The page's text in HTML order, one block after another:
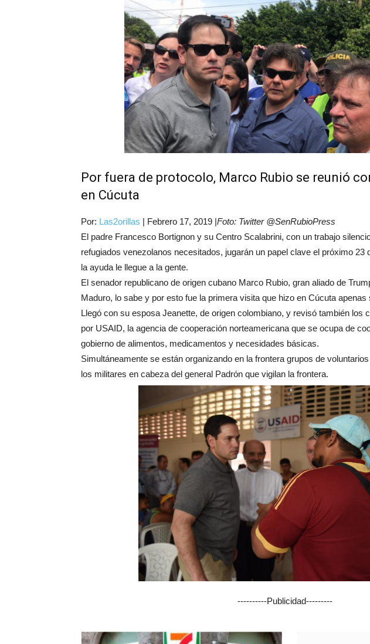
Por fuera de protocolo, Marco Rubio se reunió
en Cúcuta
Por: Las2orillas | Febrero 17, 2019 |Foto: Twitter @SenRubioPress
El padre Francesco Bortignon y su Centro Scalabrini, con un trabajo
refugiados venezolanos necesitados, jugarán un papel clave el próximo
la ayuda le llegue a la gente.
El senador republicano de origen cubano Marco Rubio, gran aliado de
Maduro, lo sabe y por esto fue la primera visita que hizo en Cúcuta
Llegó con su esposa Jeanette, de origen colombiano, y revisó también los
por USAID, la agencia de cooperación norteamericana que se ocupa de
gobierno de alimentos, medicamentos y necesidades básicas.
Simultáneamente se están organizando en la frontera grupos de
los militares en cabeza del general Padrón que vigilan la frontera.
----------Publicidad---------